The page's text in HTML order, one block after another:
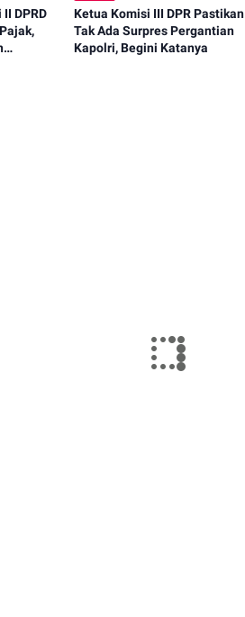
DPRD
Ketua Komisi III DPR Pastikan
Tak Ada Surpres Pergantian
Kapolri, Begini Katanya